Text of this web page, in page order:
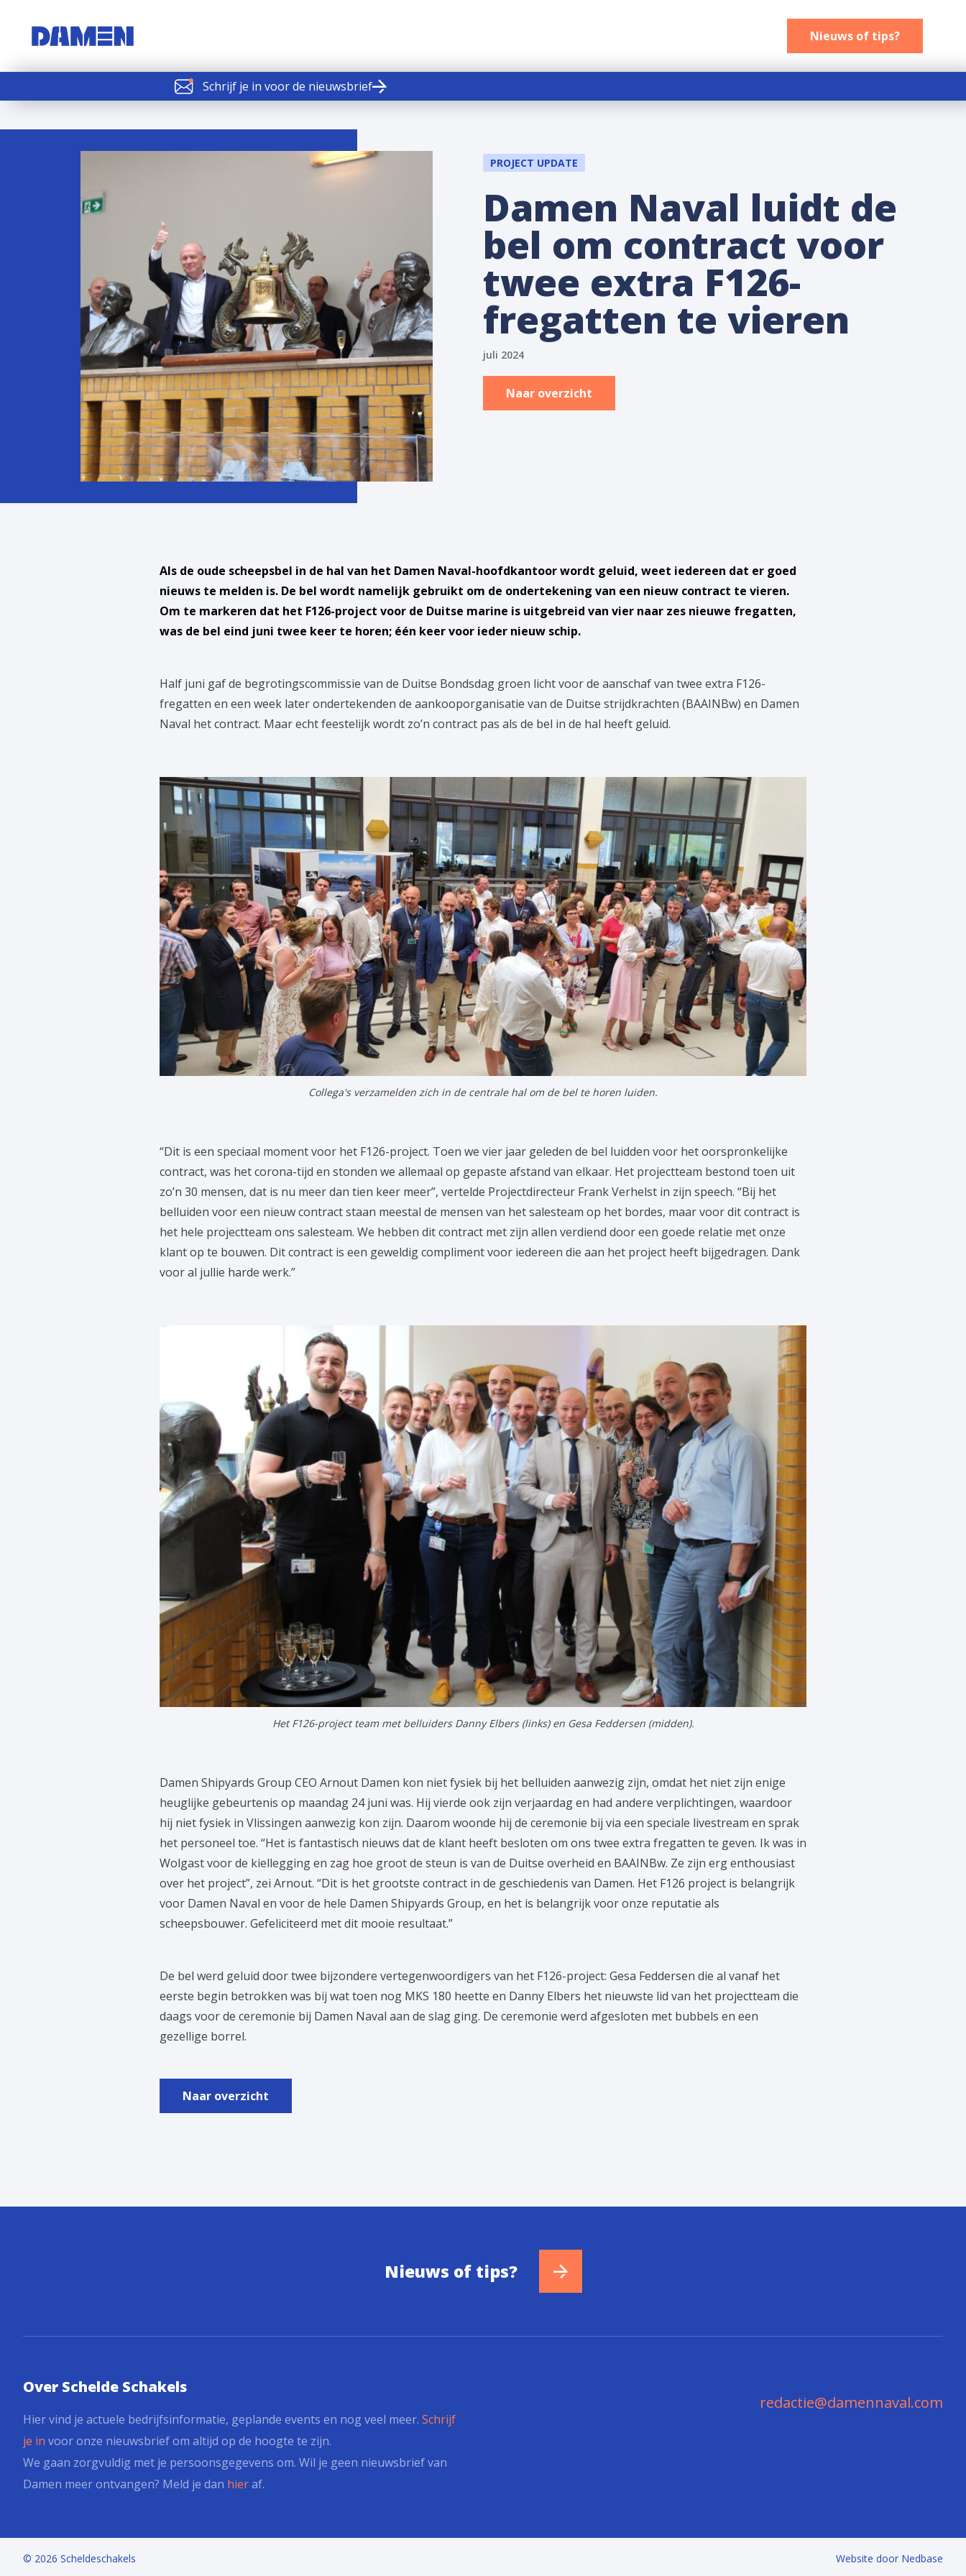
Nieuws of tips?
Schrijf je in voor de nieuwsbrief
Nieuws of tips
PROJECT UPDATE
Damen Naval luidt de
bel om contract voor
twee extra F126-
fregatten te vieren
juli 2024
Naar overzicht
Als de oude scheepsbel in de hal van het Damen Naval-hoofdkantoor wordt geluid, weet iedereen dat er goed
nieuws te melden is. De bel wordt namelijk gebruikt om de ondertekening van een nieuw contract te vieren.
Om te markeren dat het F126-project voor de Duitse marine is uitgebreid van vier naar zes nieuwe fregatten,
was de bel eind juni twee keer te horen; één keer voor ieder nieuw schip.
Half juni gaf de begrotingscommissie van de Duitse Bondsdag groen licht voor de aanschaf van twee extra F126-
fregatten en een week later ondertekenden de aankooporganisatie van de Duitse strijdkrachten (BAAINBw) en Damen
Naval het contract. Maar echt feestelijk wordt zo’n contract pas als de bel in de hal heeft geluid.
Collega's verzamelden zich in de centrale hal om de bel te horen luiden.
“Dit is een speciaal moment voor het F126-project. Toen we vier jaar geleden de bel luidden voor het oorspronkelijke
contract, was het corona-tijd en stonden we allemaal op gepaste afstand van elkaar. Het projectteam bestond toen uit
zo’n 30 mensen, dat is nu meer dan tien keer meer”, vertelde Projectdirecteur Frank Verhelst in zijn speech. “Bij het
belluiden voor een nieuw contract staan meestal de mensen van het salesteam op het bordes, maar voor dit contract is
het hele projectteam ons salesteam. We hebben dit contract met zijn allen verdiend door een goede relatie met onze
klant op te bouwen. Dit contract is een geweldig compliment voor iedereen die aan het project heeft bijgedragen. Dank
voor al jullie harde werk.”
Het F126-project team met belluiders Danny Elbers (links) en Gesa Feddersen (midden).
Damen Shipyards Group CEO Arnout Damen kon niet fysiek bij het belluiden aanwezig zijn, omdat het niet zijn enige
heuglijke gebeurtenis op maandag 24 juni was. Hij vierde ook zijn verjaardag en had andere verplichtingen, waardoor
hij niet fysiek in Vlissingen aanwezig kon zijn. Daarom woonde hij de ceremonie bij via een speciale livestream en sprak
het personeel toe. “Het is fantastisch nieuws dat de klant heeft besloten om ons twee extra fregatten te geven. Ik was in
Wolgast voor de kiellegging en zag hoe groot de steun is van de Duitse overheid en BAAINBw. Ze zijn erg enthousiast
over het project”, zei Arnout. “Dit is het grootste contract in de geschiedenis van Damen. Het F126 project is belangrijk
voor Damen Naval en voor de hele Damen Shipyards Group, en het is belangrijk voor onze reputatie als
scheepsbouwer. Gefeliciteerd met dit mooie resultaat.”
De bel werd geluid door twee bijzondere vertegenwoordigers van het F126-project: Gesa Feddersen die al vanaf het
eerste begin betrokken was bij wat toen nog MKS 180 heette en Danny Elbers het nieuwste lid van het projectteam die
daags voor de ceremonie bij Damen Naval aan de slag ging. De ceremonie werd afgesloten met bubbels en een
gezellige borrel.
Naar overzicht
Nieuws of tips?
Over Schelde Schakels
Hier vind je actuele bedrijfsinformatie, geplande events en nog veel meer. Schrijf
je in voor onze nieuwsbrief om altijd op de hoogte te zijn.
We gaan zorgvuldig met je persoonsgegevens om. Wil je geen nieuwsbrief van
Damen meer ontvangen? Meld je dan hieraf.
redactie@damennaval.com
© 2026 Scheldeschakels Website door Nedbase